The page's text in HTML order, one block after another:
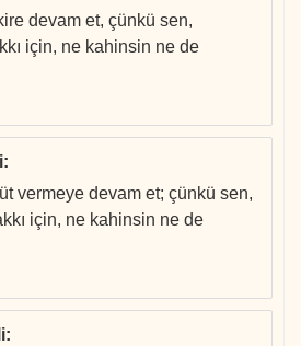
devam et, çünkü sen,
için, ne kahinsin ne de
:
vermeye devam et; çünkü sen,
için, ne kahinsin ne de
: